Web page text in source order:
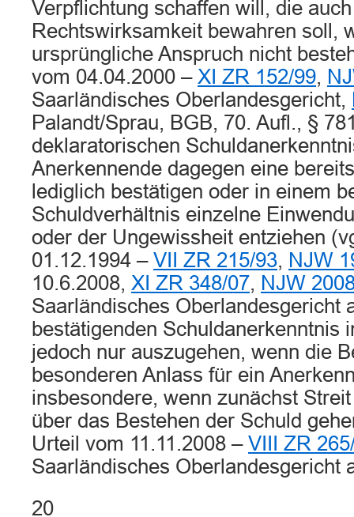
Verpflichtung schaffen will, die
Rechtswirksamkeit bewahren soll,
ursprüngliche Anspruch nicht
vom 04.04.2000 – XI ZR 152/99,
Saarländisches Oberlandesgericht,
Palandt/Sprau, BGB, 70. Aufl., §
deklaratorischen
Anerkennende dagegen eine
lediglich bestätigen oder in einem
Schuldverhältnis einzelne
oder der Ungewissheit entziehen
01.12.1994 – VII ZR 215/93, NJW
10.6.2008, XI ZR 348/07, NJW
Saarländisches Oberlandesgericht
bestätigenden Schuldanerkenntnis
jedoch nur auszugehen, wenn die
besonderen Anlass für ein
insbesondere, wenn zunächst
über das Bestehen der Schuld
Urteil vom 11.11.2008 – VIII ZR
Saarländisches Oberlandesgericht
20